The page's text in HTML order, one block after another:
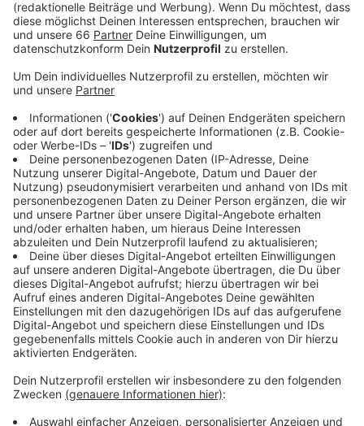
Veröffentlicht:Dienstag, 09.03.2021 05:49
Anzeige
Düsseldorf landet auf dem achten Platz und ist damit
unter den Top Ten der staureichsten deutschen
Städte. Aus NRW ist sonst keine Stadt mehr dabei.
Trotzdem hat sich die Staulage in Düsseldorf im
letzten Jahr (2020) verbessert - im Vorjahr (2019)
haben die Düsseldorfer fast doppelt so lange im Stau
gestanden. Erhoben werden die Daten anonym durch
Bewegungsdaten aus dem Auto oder vom
Smartphone. Berechnet werden sie dann mithilfe von
Computer-Programmen.
Mehr Infos zu diesem Thema
Dashboard zur Staustatistik von Inrix